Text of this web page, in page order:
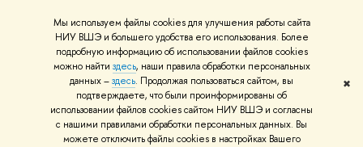
Мы используем файлы cookies для улучшения работы сайта
НИУ ВШЭ и большего удобства его использования. Более
подробную информацию об использовании файлов cookies
можно найти здесь, наши правила обработки персональных
данных –здесь. Продолжая пользоваться сайтом, вы
подтверждаете, что были проинформированы об
использовании файлов cookies сайтом НИУ ВШЭ и согласны
с нашими правилами обработки персональных данных. Вы
можете отключить файлы cookies в настройках Вашего
✖
Работа в Вышке
© НИУ ВШЭ 1993–2026 Адреса и контакты Условия использования
материалов Политика конфиденциальности Карта сайта
Шрифты HSE Sans и HSE Slab разработаны вШколе дизайна НИУ ВШЭ